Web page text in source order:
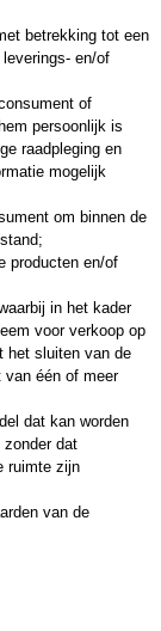
betrekking tot een
en/of
of
persoonlijk is
raadpleging en
mogelijk
om binnen de
producten en/of
in het kader
voor verkoop op
het sluiten van de
van één of meer
dat kan worden
dat
ruimte zijn
van de